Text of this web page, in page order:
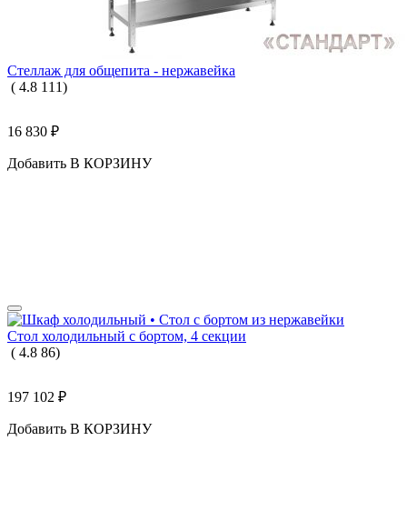
Стеллаж для общепита - нержавейка
( 4.8 111)
16 830 ₽
Добавить В КОРЗИНУ
Стол холодильный с бортом, 4 секции
( 4.8 86)
197 102 ₽
Добавить В КОРЗИНУ